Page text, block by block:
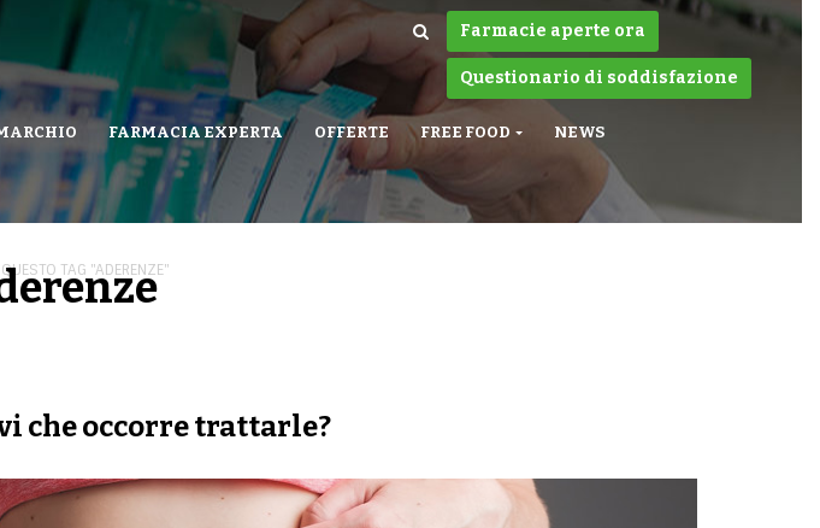
Farmacie aperte ora
Questionario di soddisfazione
FARMACIA EXPERTA OFFERTE FREE FOOD NEWS
TAG "ADERENZE"
che occorre trattarle?